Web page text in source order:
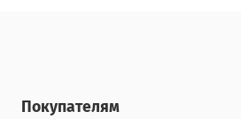
Покупателям